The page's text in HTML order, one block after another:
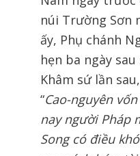
núi Trường Sơn
ấy, Phụ chánh
hẹn ba ngày
Khâm sứ lần
“Cao-nguyên
nay người Pháp
Song có điều